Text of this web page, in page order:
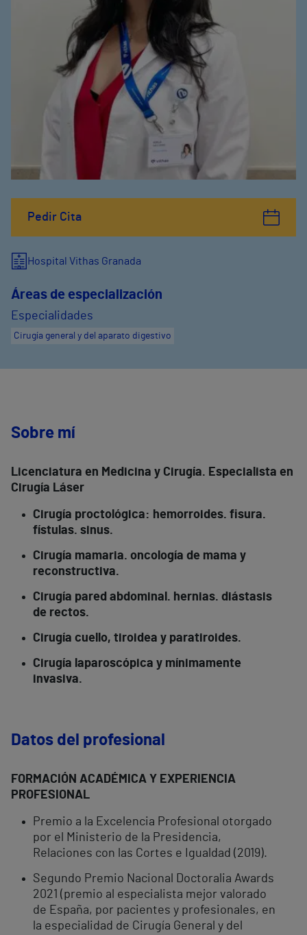
Pedir Cita
Hospital Vithas Granada
Áreas de especialización
Especialidades
Cirugía general y del aparato digestivo
Sobre mí
Licenciatura en Medicina y Cirugía. Especialista en
Cirugía Láser
Cirugía proctológica: hemorroides. fisura.
fístulas. sinus.
Cirugía mamaria. oncología de mama y
reconstructiva.
Cirugía pared abdominal. hernias. diástasis
de rectos.
Cirugía cuello, tiroidea y paratiroides.
Cirugía laparoscópica y mínimamente
invasiva.
Datos del profesional
FORMACIÓN ACADÉMICA Y EXPERIENCIA
PROFESIONAL
Premio a la Excelencia Profesional otorgado
por el Ministerio de la Presidencia,
Relaciones con las Cortes e Igualdad (2019).
Segundo Premio Nacional Doctoralia Awards
2021 (premio al especialista mejor valorado
de España, por pacientes y profesionales, en
la especialidad de Cirugía General y del